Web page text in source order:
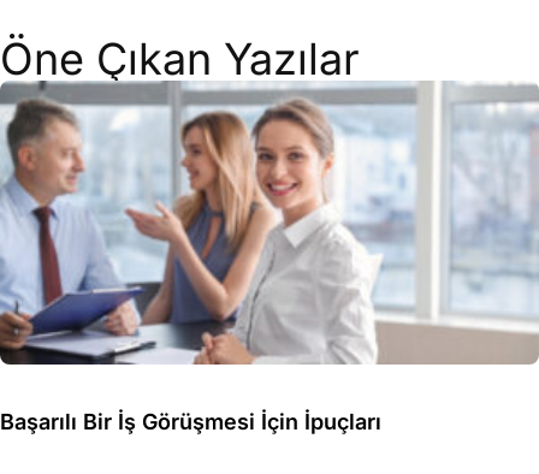
Öne Çıkan Yazılar
Başarılı Bir İş Görüşmesi İçin İpuçları